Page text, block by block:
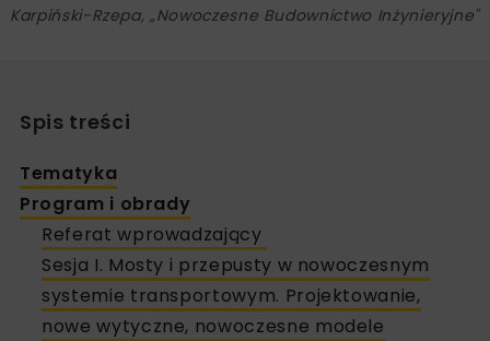
Karpiński-Rzepa, „Nowoczesne Budownictwo Inżynieryjne"
Spis treści
Tematyka
Program i obrady
Referat wprowadzający
Sesja I. Mosty i przepusty w nowoczesnym
systemie transportowym. Projektowanie,
nowe wytyczne, nowoczesne modele